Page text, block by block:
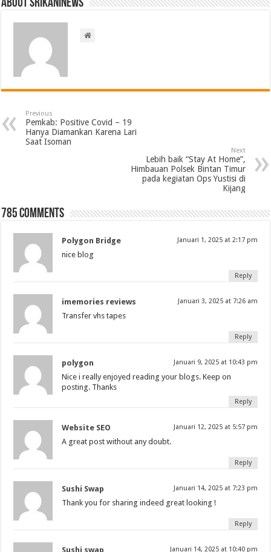
About srikaninews
Previous
Pemkab: Positive Covid – 19
Hanya Diamankan Karena Lari
Saat Isoman
Next
Lebih baik “Stay At Home”,
Himbauan Polsek Bintan Timur
pada kegiatan Ops Yustisi di
Kijang
785 comments
Polygon Bridge Januari 1, 2025 at 2:17 pm
nice blog
Reply
imemories reviews Januari 3, 2025 at 7:26 am
Transfer vhs tapes
Reply
polygon Januari 9, 2025 at 10:43 pm
Nice i really enjoyed reading your blogs. Keep on
posting. Thanks
Reply
Website SEO Januari 12, 2025 at 5:57 pm
A great post without any doubt.
Reply
Sushi Swap Januari 14, 2025 at 7:23 pm
Thank you for sharing indeed great looking !
Reply
Sushi swap Januari 14, 2025 at 10:40 pm